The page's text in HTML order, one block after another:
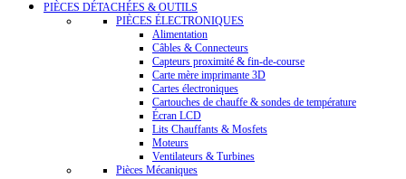
PIÈCES DÉTACHÉES & OUTILS
PIÈCES ÉLECTRONIQUES
Alimentation
Câbles & Connecteurs
Capteurs proximité & fin-de-course
Carte mère imprimante 3D
Cartes électroniques
Cartouches de chauffe & sondes de température
Écran LCD
Lits Chauffants & Mosfets
Moteurs
Ventilateurs & Turbines
Pièces Mécaniques